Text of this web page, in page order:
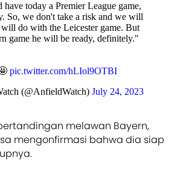
today a Premier League game,
So, we don't take a risk and we will
do with the Leicester game. But
game he will be ready, definitely."
pic.twitter.com/hLIol9OTBI
(@AnfieldWatch) July 24, 2023
melawan Bayern,
mengonfirmasi bahwa dia siap